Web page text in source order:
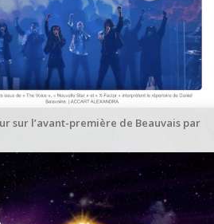
sur l’avant-première de Beauvais par